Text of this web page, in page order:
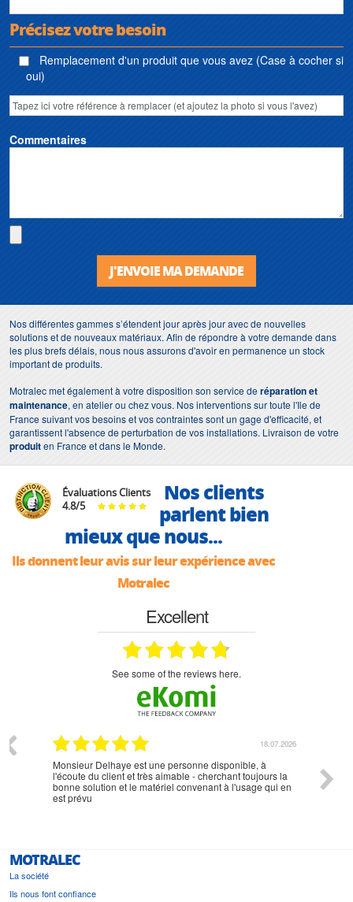
Précisez votre besoin
Remplacement d'un produit que vous avez (Case à cocher si
oui)
Commentaires
J'ENVOIE MA DEMANDE
Nos différentes gammes s’étendent jour après jour avec de nouvelles
solutions et de nouveaux matériaux. Afin de répondre à votre demande dans
les plus brefs délais, nous nous assurons d'avoir en permanence un stock
important de produits.
Motralec met également à votre disposition son service deréparation et
maintenance, en atelier ou chez vous. Nos interventions sur toute l'Ile de
France suivant vos besoins et vos contraintes sont un gage d'efficacité, et
garantissent l'absence de perturbation de vos installations. Livraison de votre
produiten France et dans le Monde.
Évaluations Clients
4.8/5
Nos clients
parlent bien
mieux que nous...
Ils donnent leur avis sur leur expérience avec
Motralec
Excellent
see some of the reviews here.
18.07.2026
Monsieur Delhaye est une personne disponible, à
l'écoute du client et très aimable - cherchant toujours la
bonne solution et le matériel convenant à l'usage qui en
est prévu
MOTRALEC
La société
Ils nous font confiance